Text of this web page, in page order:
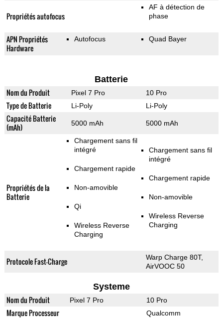
Propriétés autofocus
AF à détection de
phase
APN Propriétés
Hardware
Autofocus Quad Bayer
Batterie
Nom du Produit Pixel 7 Pro 10 Pro
Type de Batterie Li-Poly Li-Poly
Capacité Batterie
(mAh)
5000 mAh 5000 mAh
Propriétés de la
Batterie
Chargement sans fil
intégré
Chargement rapide
Non-amovible
Qi
Wireless Reverse
Charging
Chargement sans fil
intégré
Chargement rapide
Non-amovible
Wireless Reverse
Charging
Protocole Fast-Charge
Warp Charge 80T,
AirVOOC 50
Systeme
Nom du Produit Pixel 7 Pro 10 Pro
Marque Processeur Qualcomm